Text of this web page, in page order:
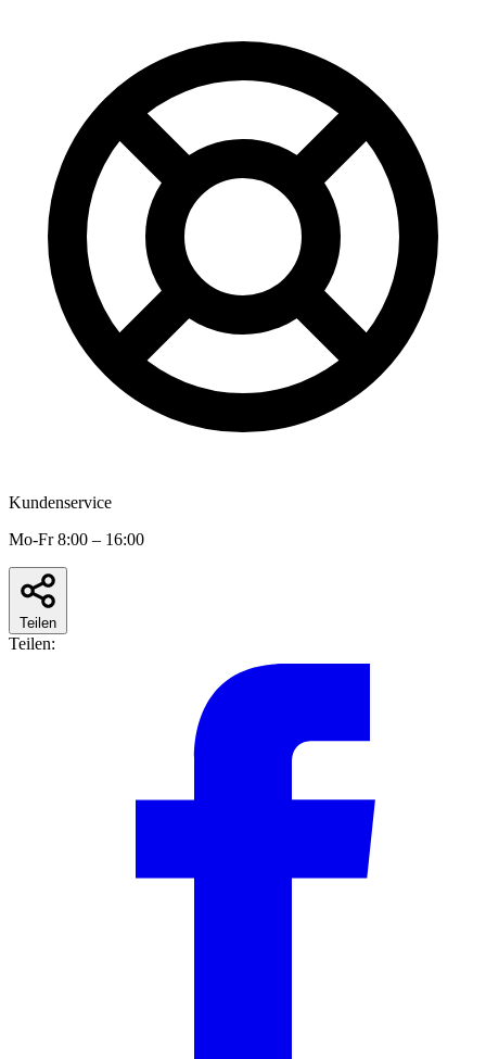
Kundenservice
Mo-Fr 8:00 – 16:00
Teilen
Teilen: